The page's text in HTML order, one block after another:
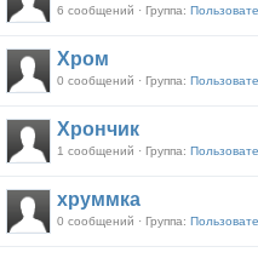
6 сообщений · Группа:
Хром
0 сообщений · Группа:
Хрончик
1 сообщений · Группа:
хруммка
0 сообщений · Группа: